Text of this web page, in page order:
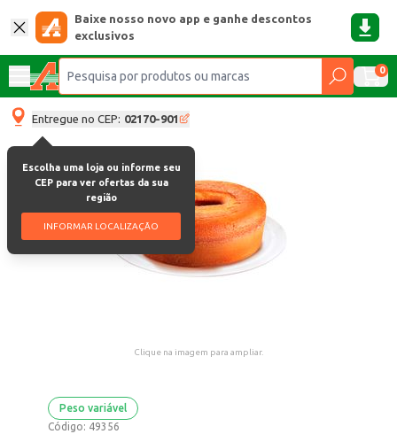
Baixe nosso novo app e ganhe descontos
exclusivos
0
Entregue no CEP: 02170-901
Escolha uma loja ou informe seu
CEP para ver ofertas da sua
região
INFORMAR LOCALIZAÇÃO
Clique na imagem para ampliar.
Peso variável
Código: 49356